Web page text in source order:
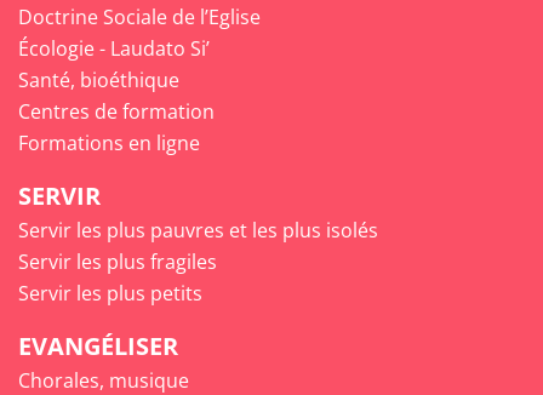
Doctrine Sociale de l’Eglise
Écologie - Laudato Si’
Santé, bioéthique
Centres de formation
Formations en ligne
SERVIR
Servir les plus pauvres et les plus isolés
Servir les plus fragiles
Servir les plus petits
EVANGÉLISER
Chorales, musique